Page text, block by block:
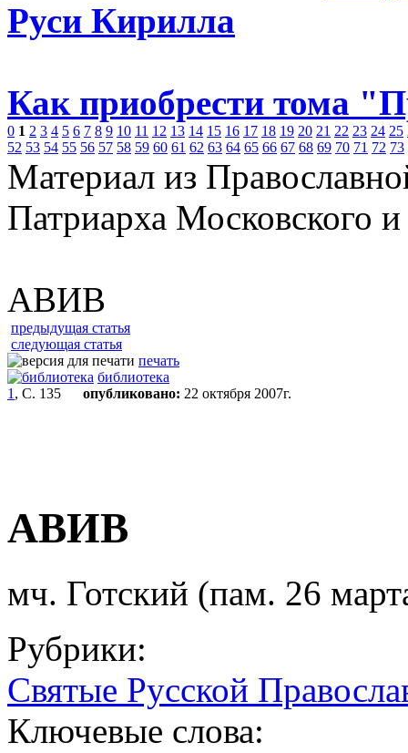
Руси Кирилла
Как приобрести тома
0 1 2 3 4 5 6 7 8 9 10 11 12 13 14 15 16 17 18 19 20 21 22 23 24 25
52 53 54 55 56 57 58 59 60 61 62 63 64 65 66 67 68 69 70 71 72 73
Материал из
Патриарха Московского
АВИВ
предыдущая статья
следующая статья
печать
библиотека
1 , С. 135 опубликовано: 22 октября 2007г.
АВИВ
мч. Готский (пам. 26
Рубрики:
Святые Русской
Ключевые слова: